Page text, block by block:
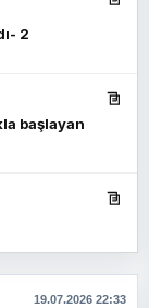
2
başlayan
19.07.2026 22:33